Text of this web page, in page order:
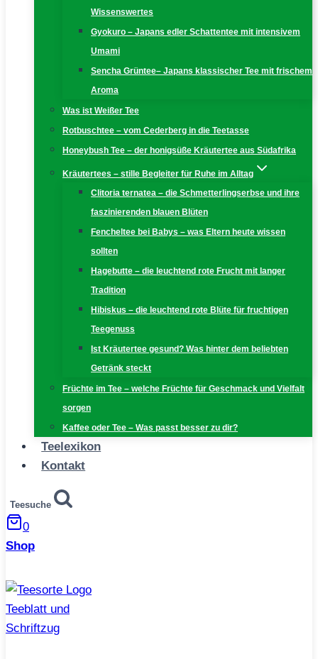
Wissenswertes
Gyokuro – Japans edler Schattentee mit intensivem
Umami
Sencha Grüntee– Japans klassischer Tee mit frischem
Aroma
Was ist Weißer Tee
Rotbuschtee – vom Cederberg in die Teetasse
Honeybush Tee – der honigsüße Kräutertee aus Südafrika
Kräutertees – stille Begleiter für Ruhe im Alltag
Clitoria ternatea – die Schmetterlingserbse und ihre
faszinierenden blauen Blüten
Fencheltee bei Babys – was Eltern heute wissen
sollten
Hagebutte – die leuchtend rote Frucht mit langer
Tradition
Hibiskus – die leuchtend rote Blüte für fruchtigen
Teegenuss
Ist Kräutertee gesund? Was hinter dem beliebten
Getränk steckt
Früchte im Tee – welche Früchte für Geschmack und Vielfalt
sorgen
Kaffee oder Tee – Was passt besser zu dir?
Teelexikon
Kontakt
Teesuche
0
Shop